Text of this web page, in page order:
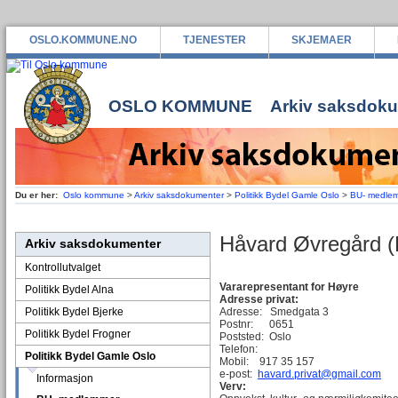
OSLO.KOMMUNE.NO TJENESTER SKJEMAER
OSLO KOMMUNE Arkiv
Du er her: Oslo kommune >Arkiv saksdokumenter> Politikk Bydel Gamle Oslo > BU-
Arkiv saksdokumenter
Kontrollutvalget
Politikk Bydel Alna
Politikk Bydel Bjerke
Politikk Bydel Frogner
Politikk Bydel Gamle Oslo
Informasjon
Håvard Øvregård
Vararepresentant for Høyre
Adresse privat:
Adresse: Smedgata 3
Postnr: 0651
Poststed: Oslo
Telefon:
Mobil: 917 35 157
e-post: havard.privat@gmail.com
Verv: